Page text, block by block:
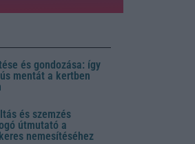
és gondozása: így
mentát a kertben
és szemzés
útmutató a
nemesítéséhez